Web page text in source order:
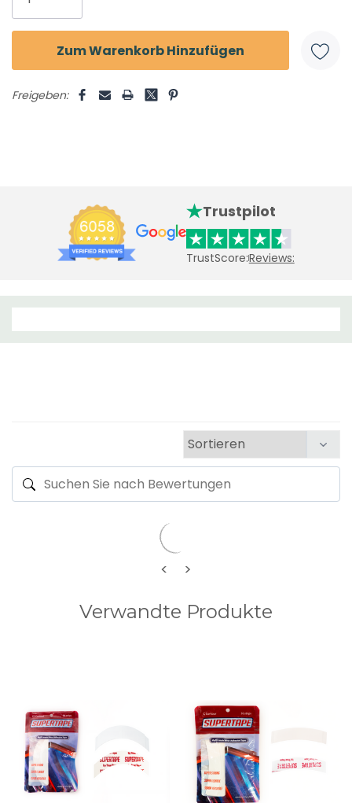
Freigeben:
Trustpilot
TrustScore:Reviews:
< >
Verwandte Produkte